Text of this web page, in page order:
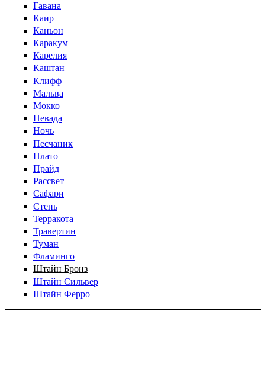
Гавана
Каир
Каньон
Каракум
Карелия
Каштан
Клифф
Мальва
Мокко
Невада
Ночь
Песчаник
Плато
Прайд
Рассвет
Сафари
Степь
Терракота
Травертин
Туман
Фламинго
Штайн Бронз
Штайн Сильвер
Штайн Ферро